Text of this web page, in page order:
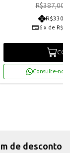
R$387,00
6 x de
Consulte-nos
de desconto